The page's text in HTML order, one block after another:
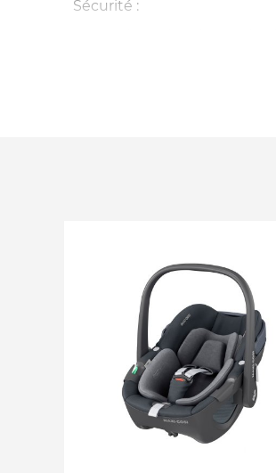
Sécurité :
Protections latérales
Installation facile et
La housse peut être
La housse est lavable en
Déclipsable à une main
Confort :
L'appuie-tête ajustable
Le coussin réducteur
nouveau-né